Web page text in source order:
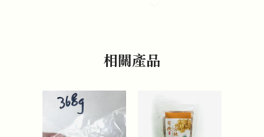
相關產品